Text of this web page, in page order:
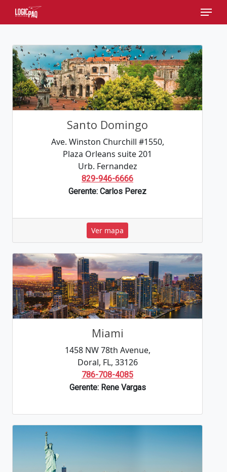
content
Menu
Santo Domingo
Ave. Winston Churchill #1550,
Plaza Orleans suite 201
Urb. Fernandez
829-946-6666
Gerente: Carlos Perez
Ver mapa
Miami
1458 NW 78th Avenue,
Doral, FL, 33126
786-708-4085
Gerente: Rene Vargas